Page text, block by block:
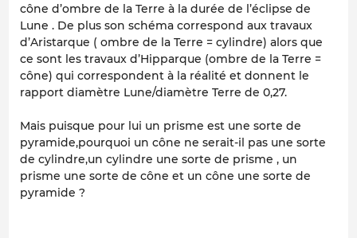
cône d’ombre de la Terre à la durée de l’éclipse de
Lune . De plus son schéma correspond aux travaux
d’Aristarque ( ombre de la Terre = cylindre) alors que
ce sont les travaux d’Hipparque (ombre de la Terre =
cône) qui correspondent à la réalité et donnent le
rapport diamètre Lune/diamètre Terre de 0,27.
Mais puisque pour lui un prisme est une sorte de
pyramide,pourquoi un cône ne serait-il pas une sorte
de cylindre,un cylindre une sorte de prisme , un
prisme une sorte de cône et un cône une sorte de
pyramide ?